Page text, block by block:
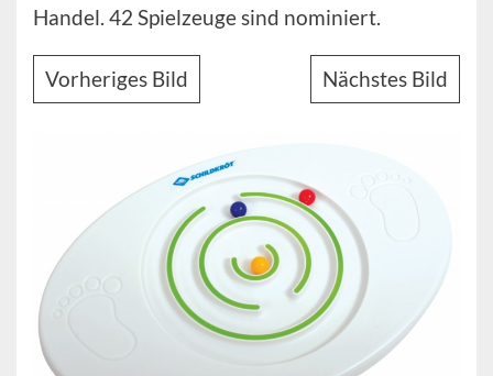
Handel. 42 Spielzeuge sind nominiert.
Vorheriges Bild Nächstes Bild